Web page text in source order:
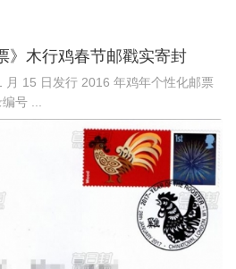
》木行鸡春节邮戳实寄封
月 15 日发行 2016 年鸡年个性化邮票
号 ...